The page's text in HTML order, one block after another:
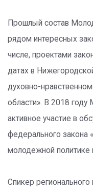
Прошлый состав
рядом интересных
числе, проектами
датах в
духовно-
области». В 2018
активное участие в
федерального закона
молодежной политике
Спикер